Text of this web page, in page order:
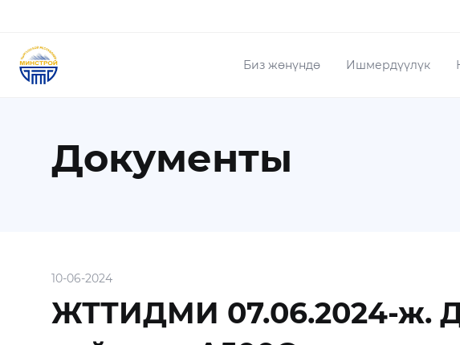
Биз жөнүндө Ишмердүүлүк
Документы
10-06-2024
ЖТТИДМИ 07.06.2024-ж.